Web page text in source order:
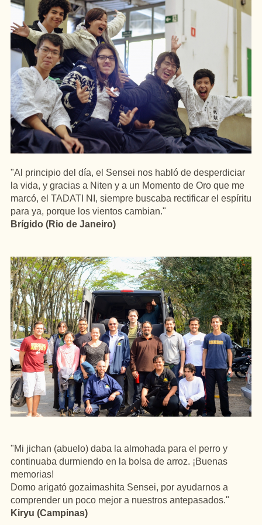
"Al principio del día, el Sensei nos habló de desperdiciar
la vida, y gracias a Niten y a un Momento de Oro que me
marcó, el TADATI NI, siempre buscaba rectificar el espíritu
para ya, porque los vientos cambian."
Brígido (Rio de Janeiro)
"Mi jichan (abuelo) daba la almohada para el perro y
continuaba durmiendo en la bolsa de arroz. ¡Buenas
memorias!
Domo arigató gozaimashita Sensei, por ayudarnos a
comprender un poco mejor a nuestros antepasados."
Kiryu (Campinas)